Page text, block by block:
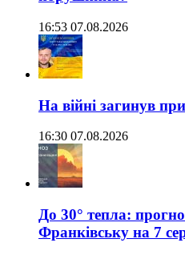
16:53 07.08.2026
На війні загинув
16:30 07.08.2026
До 30° тепла:
Франківську на 7